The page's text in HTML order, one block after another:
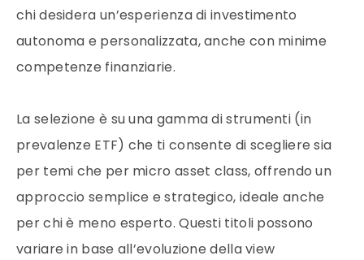
chi desidera un’esperienza di investimento
autonoma e personalizzata, anche con minime
competenze finanziarie.
La selezione è su una gamma di strumenti (in
prevalenze ETF) che ti consente di scegliere sia
per temi che per micro asset class, offrendo un
approccio semplice e strategico, ideale anche
per chi è meno esperto. Questi titoli possono
variare in base all’evoluzione della view